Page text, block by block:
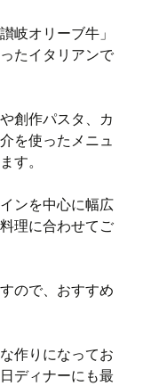
岐オリーブ牛」
たイタリアンで
創作パスタ、カ
を使ったメニュ
す。
ンを中心に幅広
理に合わせてご
ので、おすすめ
作りになってお
ディナーにも最